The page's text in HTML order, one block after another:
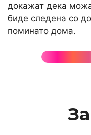
докажат дека
биде следена со
поминато дома.